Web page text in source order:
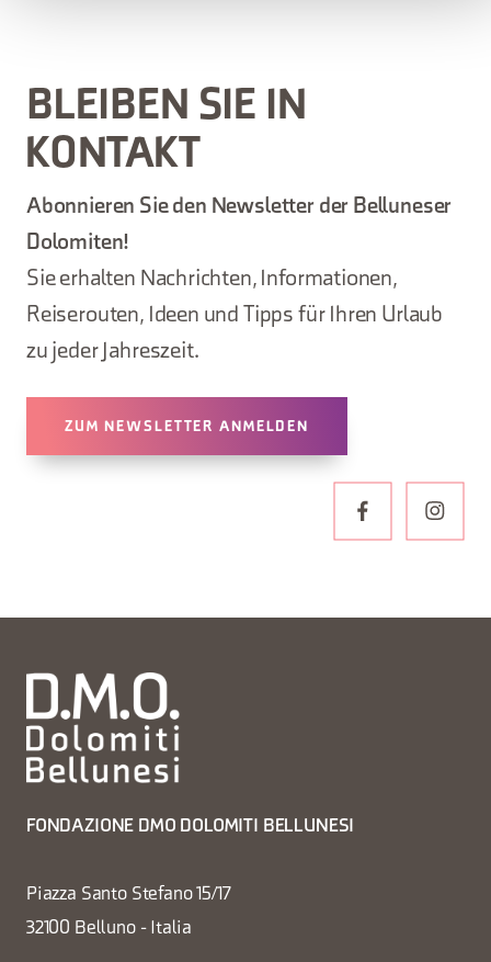
BLEIBEN SIE IN
KONTAKT
Abonnieren Sie den Newsletter der Belluneser
Dolomiten!
Sie erhalten Nachrichten, Informationen,
Reiserouten, Ideen und Tipps für Ihren Urlaub
zu jeder Jahreszeit.
ZUM NEWSLETTER ANMELDEN
FONDAZIONE DMO DOLOMITI BELLUNESI
Piazza Santo Stefano 15/17
32100 Belluno - Italia